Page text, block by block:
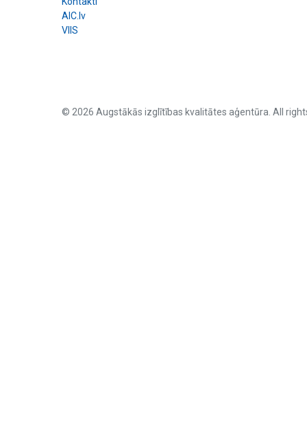
AIC.lv
VIIS
© 2026 Augstākās izglītības kvalitātes aģentūra. All